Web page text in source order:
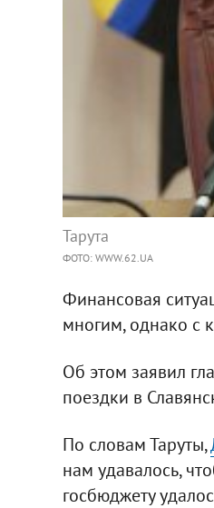
Тарута
ФОТО: WWW.62.UA
Финансовая
многим, однако с
Об этом заявил
поездки в
По словам Таруты,
нам удавалось,
госбюджету